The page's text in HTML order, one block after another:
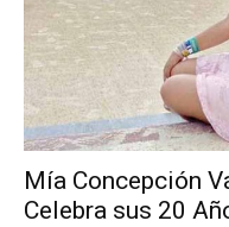
Mía Concepción
Celebra sus 20